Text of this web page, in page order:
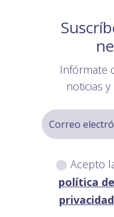
Infórmate
noticias
Acepto
política de
privacidad